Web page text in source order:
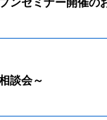
ンセミナー開催の
談会～